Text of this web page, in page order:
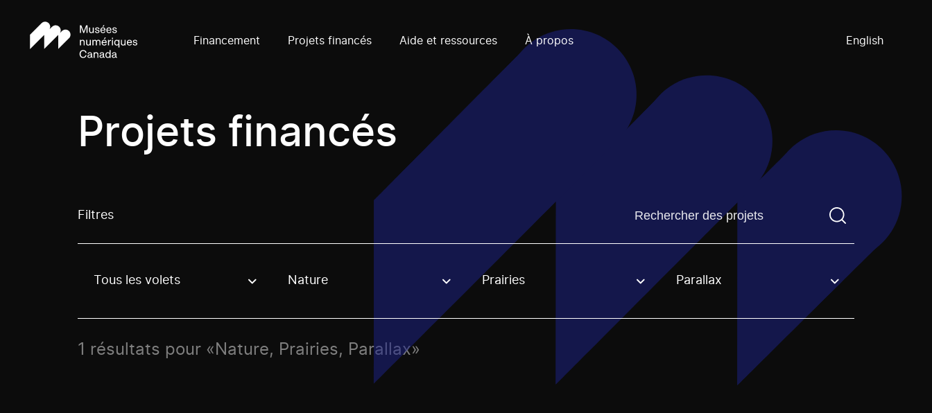
Financement Projets financés Aide et ressources À propos English
Projets financés
Filtres Trouvez un projetVous devez saisir un terme de
Use these options to filter projects by topic, stream or regon. The filter will be applied when selecting an option.
Tous les volets Nature Prairies Parallax
1 résultats pour «Nature, Prairies, Parallax»